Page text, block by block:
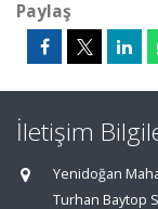
Paylaş
İletişim
Yenidoğan
Turhan Baytop